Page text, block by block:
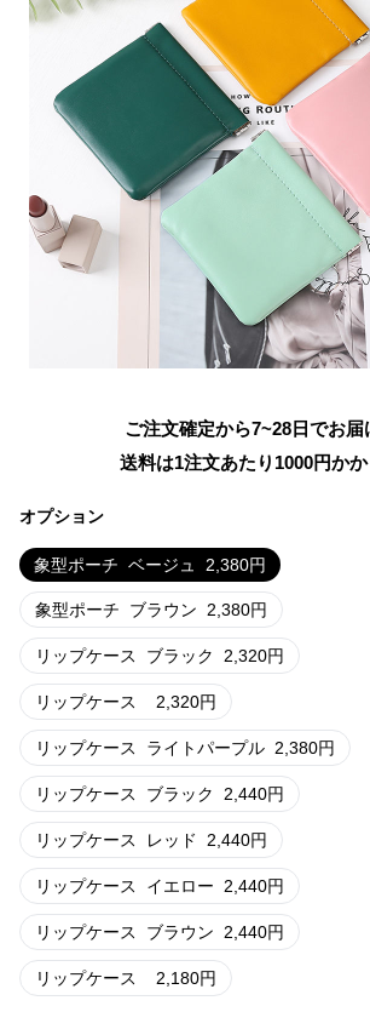
ご注文確定から7~28日でお届
送料は1注文あたり 1000円か
オプション
象型ポーチ ベージュ 2,380円
象型ポーチ ブラウン 2,380円
リップケース ブラック 2,320円
リップケース 2,320円
リップケース ライトパープル 2,380円
リップケース ブラック 2,440円
リップケース レッド 2,440円
リップケース イエロー 2,440円
リップケース ブラウン 2,440円
リップケース 2,180円